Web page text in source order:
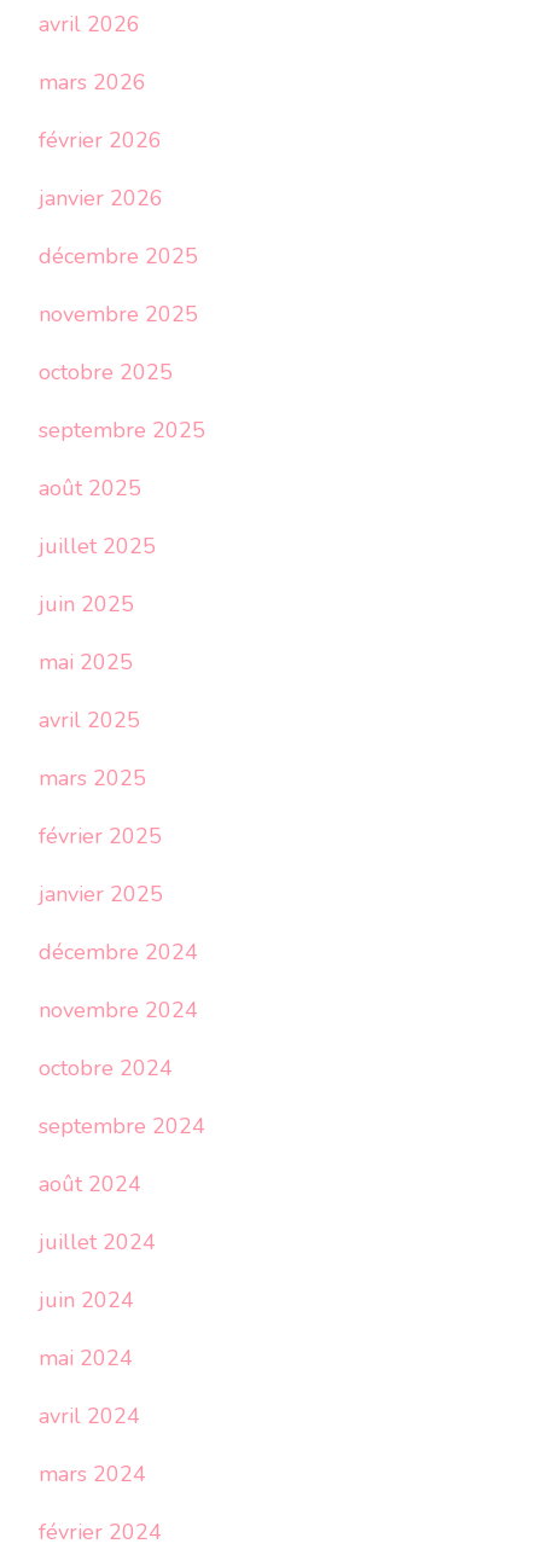
avril 2026
mars 2026
février 2026
janvier 2026
décembre 2025
novembre 2025
octobre 2025
septembre 2025
août 2025
juillet 2025
juin 2025
mai 2025
avril 2025
mars 2025
février 2025
janvier 2025
décembre 2024
novembre 2024
octobre 2024
septembre 2024
août 2024
juillet 2024
juin 2024
mai 2024
avril 2024
mars 2024
février 2024